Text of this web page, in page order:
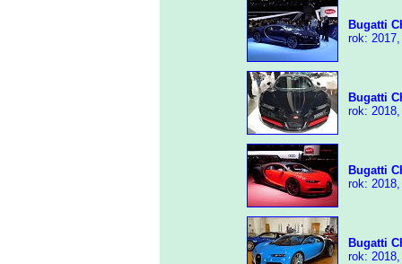
Bugatti
rok:
Bugatti
rok:
Bugatti
rok:
Bugatti
rok: